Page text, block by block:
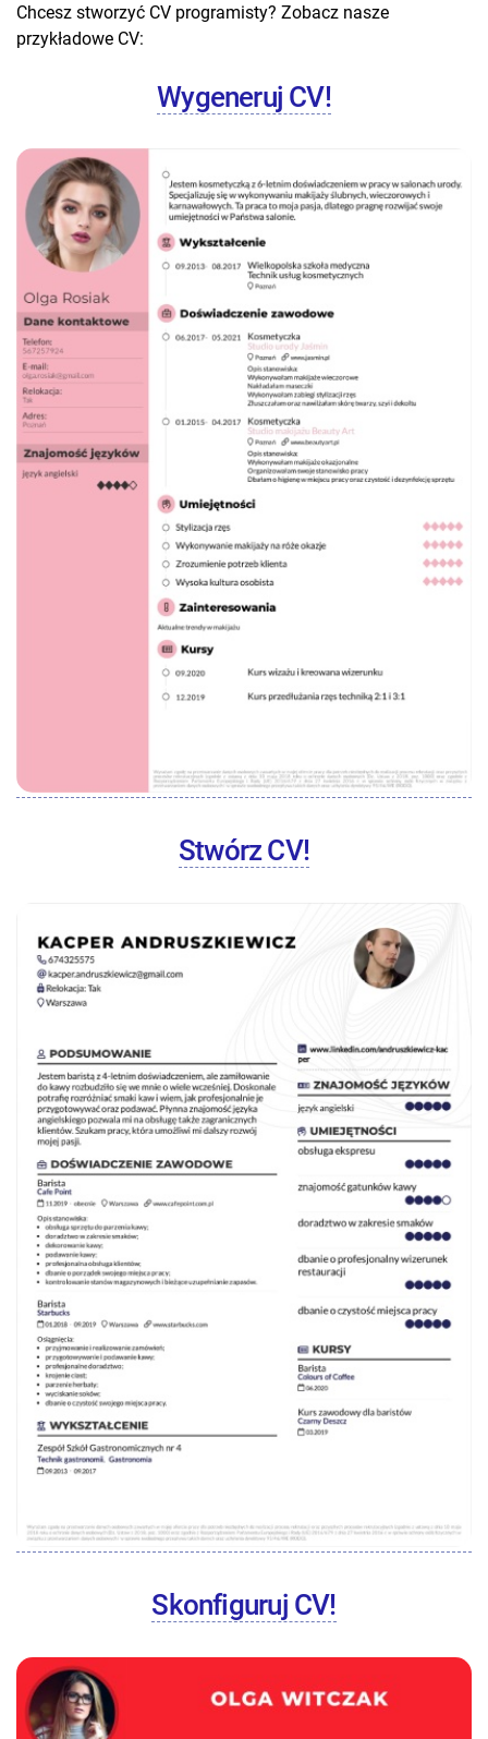
Chcesz stworzyć CV programisty? Zobacz nasze
przykładowe CV:
Wygeneruj CV!
Stwórz CV!
Skonfiguruj CV!